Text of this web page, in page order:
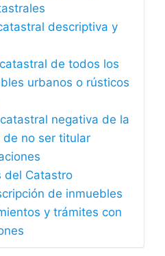
descriptiva y
de todos los
urbanos o rústicos
negativa de la
de no ser titular
del Catastro
de inmuebles
y trámites con